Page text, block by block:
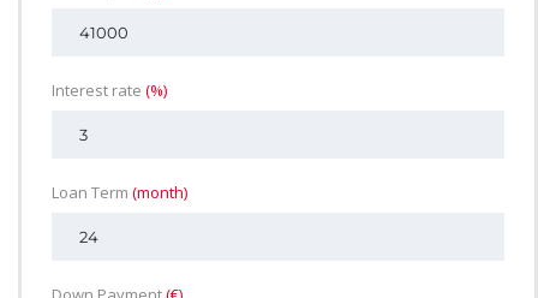
Interest rate (%)
Loan Term (month)